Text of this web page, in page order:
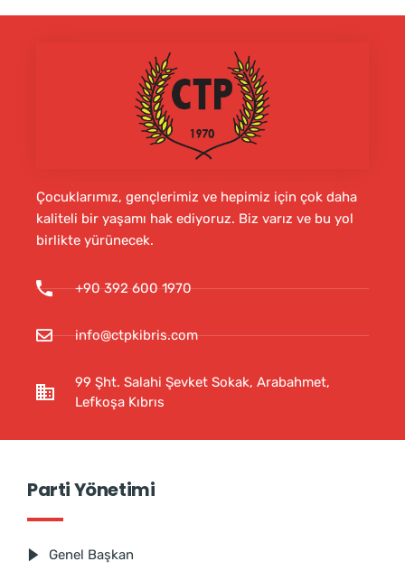
Çocuklarımız, gençlerimiz ve hepimiz için çok daha
kaliteli bir yaşamı hak ediyoruz. Biz varız ve bu yol
birlikte yürünecek.
+90 392 600 1970
info@ctpkibris.com
99 Şht. Salahi Şevket Sokak, Arabahmet,
Lefkoşa Kıbrıs
Parti Yönetimi
Genel Başkan